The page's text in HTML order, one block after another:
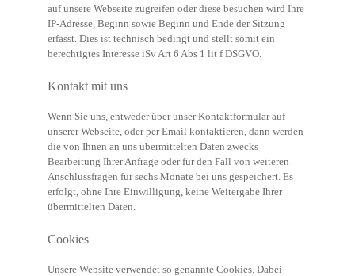
auf unsere Webseite zugreifen oder diese besuchen wird Ihre
IP-Adresse, Beginn sowie Beginn und Ende der Sitzung
erfasst. Dies ist technisch bedingt und stellt somit ein
berechtigtes Interesse iSv Art 6 Abs 1 lit f DSGVO.
Kontakt mit uns
Wenn Sie uns, entweder über unser Kontaktformular auf
unserer Webseite, oder per Email kontaktieren, dann werden
die von Ihnen an uns übermittelten Daten zwecks
Bearbeitung Ihrer Anfrage oder für den Fall von weiteren
Anschlussfragen für sechs Monate bei uns gespeichert. Es
erfolgt, ohne Ihre Einwilligung, keine Weitergabe Ihrer
übermittelten Daten.
Cookies
Unsere Website verwendet so genannte Cookies. Dabei